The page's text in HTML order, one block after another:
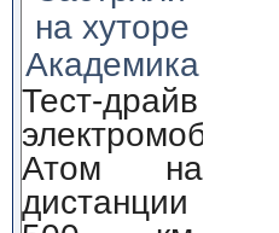
на хуторе
Академика
Тест-драйв
электромобиля
Атом на
дистанции